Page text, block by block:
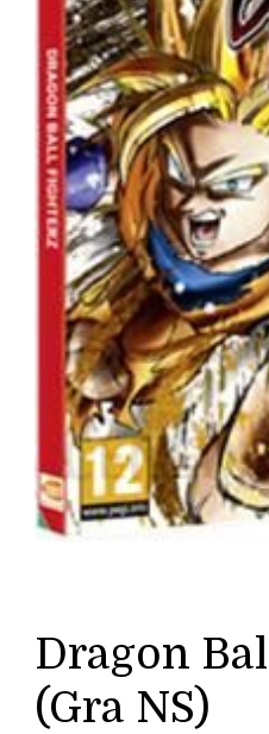
Dragon
(Gra NS)